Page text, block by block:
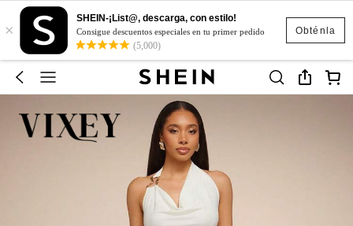
Obténla
×
SHEIN-¡List@, descarga, con estilo!
Consigue descuentos especiales en tu primer pedido
(5,000)